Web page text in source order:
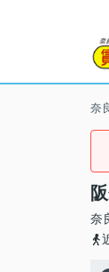
奈
奈